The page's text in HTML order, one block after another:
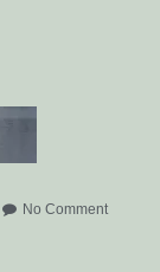
No Commenton